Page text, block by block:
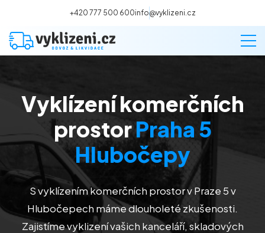
+420 777 500 600info@vyklizeni.cz
Vyklízení
Stěhování
Malování
Deratizace a dezinsekce
Vyklízení komerčních
prostorPraha 5
Hlubočepy
S vyklízením komerčních prostor v Praze 5 v
Hlubočepech máme dlouholeté zkušenosti.
Zajistíme vyklizení vašich kanceláří, skladových